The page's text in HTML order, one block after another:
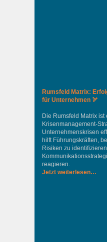
Rumsfeld Matrix:
für Unternehmen 🏹
Die Rumsfeld Matrix
Krisenmanagement-
Unternehmenskrisen
hilft Führungskräften,
Risiken zu
reagieren.
Jetzt weiterlesen…